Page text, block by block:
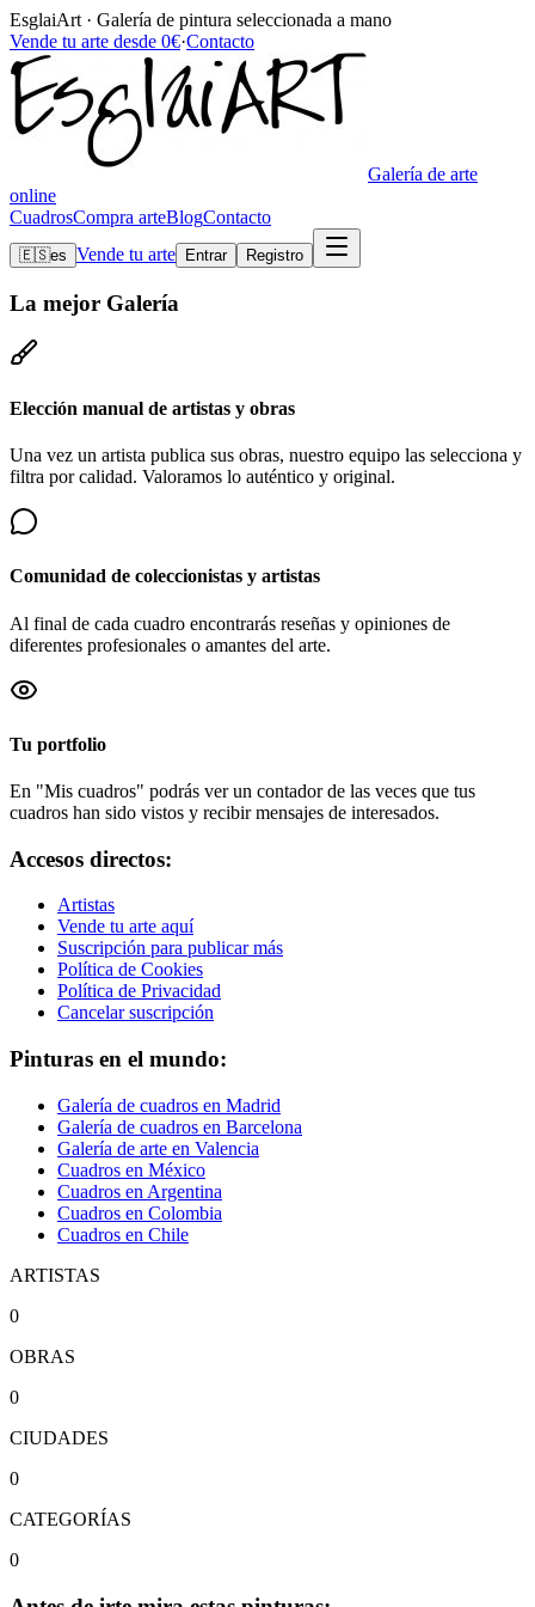
EsglaiArt · Galería de pintura seleccionada a mano
Vende tu arte desde 0€·Contacto
Galería de arte
online
CuadrosCompra arteBlogContacto
🇪🇸es Vende tu arte Entrar Registro
La mejor Galería
Elección manual de artistas y obras
Una vez un artista publica sus obras, nuestro equipo las selecciona y
filtra por calidad. Valoramos lo auténtico y original.
Comunidad de coleccionistas y artistas
Al final de cada cuadro encontrarás reseñas y opiniones de
diferentes profesionales o amantes del arte.
Tu portfolio
En "Mis cuadros" podrás ver un contador de las veces que tus
cuadros han sido vistos y recibir mensajes de interesados.
Accesos directos:
Artistas
Vende tu arte aquí
Suscripción para publicar más
Política de Cookies
Política de Privacidad
Cancelar suscripción
Pinturas en el mundo:
Galería de cuadros en Madrid
Galería de cuadros en Barcelona
Galería de arte en Valencia
Cuadros en México
Cuadros en Argentina
Cuadros en Colombia
Cuadros en Chile
ARTISTAS
0
OBRAS
0
CIUDADES
0
CATEGORÍAS
0